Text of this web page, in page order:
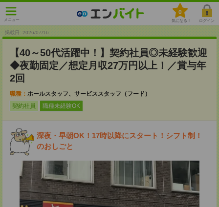
メニュー
0
気になる！ ログイン
掲載日 :2026/07/16
【40～50代活躍中！】契約社員◎未経験歓迎
◆夜勤固定／想定月収27万円以上！／賞与年
2回
職種： ホールスタッフ、サービススタッフ（フード）
契約社員
職種未経験OK
深夜・早朝OK！17時以降にスタート！シフト制！
のおしごと